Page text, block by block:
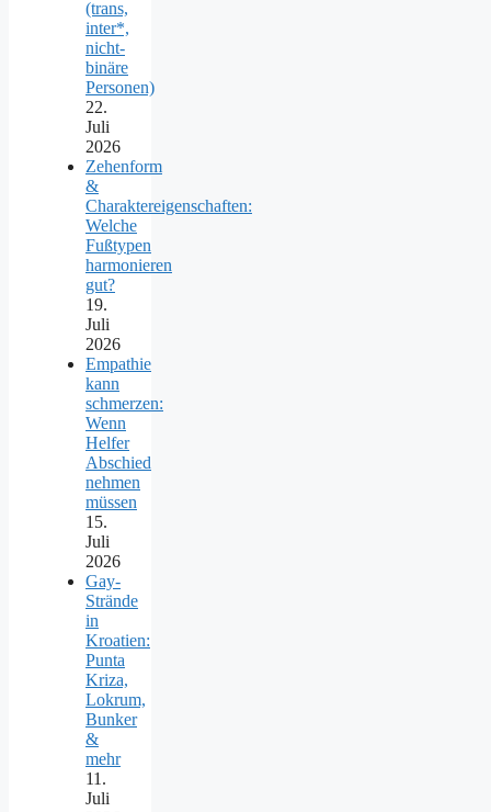
(trans,
inter*,
nicht-
binäre
Personen)
22.
Juli
2026
Zehenform
&
Charaktereigenschaften:
Welche
Fußtypen
harmonieren
gut?
19.
Juli
2026
Empathie
kann
schmerzen:
Wenn
Helfer
Abschied
nehmen
müssen
15.
Juli
2026
Gay-
Strände
in
Kroatien:
Punta
Kriza,
Lokrum,
Bunker
&
mehr
11.
Juli